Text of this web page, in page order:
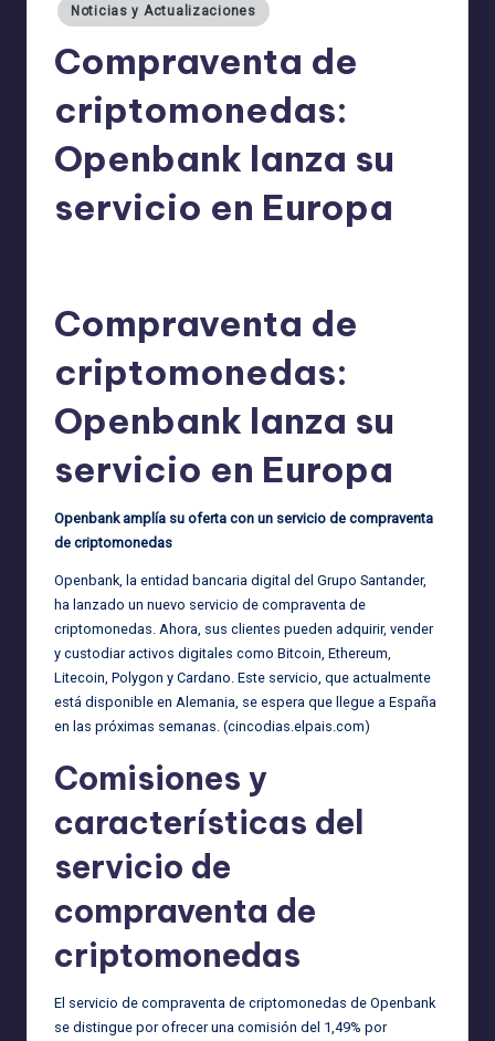
Noticias y Actualizaciones
Compraventa de
criptomonedas:
Openbank lanza su
servicio en Europa
Compraventa de
criptomonedas:
Openbank lanza su
servicio en Europa
Openbank amplía su oferta con un servicio de compraventa
de criptomonedas
Openbank, la entidad bancaria digital del Grupo Santander,
ha lanzado un nuevo servicio de compraventa de
criptomonedas. Ahora, sus clientes pueden adquirir, vender
y custodiar activos digitales como Bitcoin, Ethereum,
Litecoin, Polygon y Cardano. Este servicio, que actualmente
está disponible en Alemania, se espera que llegue a España
en las próximas semanas. (cincodias.elpais.com)
Comisiones y
características del
servicio de
compraventa de
criptomonedas
El servicio de compraventa de criptomonedas de Openbank
se distingue por ofrecer una comisión del 1,49% por